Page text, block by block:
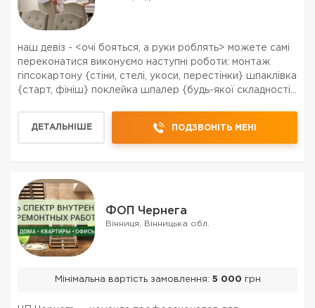
наш девіз - <очі бояться, а руки роблять> можете самі
переконатися виконуємо наступні роботи: монтаж
гіпсокартону {стіни, стелі, укоси, перестінки} шпаклівка
{старт, фініш} поклейка шпалер {будь-якої складності}
ДЕТАЛЬНІШЕ ПОДЗВОНІТЬ МЕНІ
ФОП Чернега
Вінниця, Вінницька обл.
Мінімальна вартість замовлення: 5 000 грн